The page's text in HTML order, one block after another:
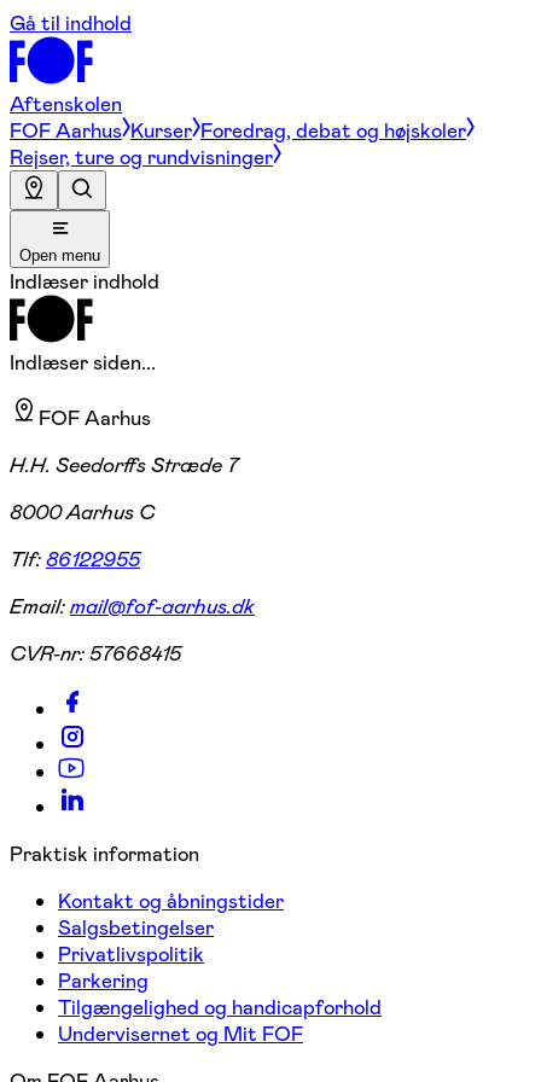
Gå til indhold
Aftenskolen
FOF Aarhus Kurser Foredrag, debat og højskoler
Rejser, ture og rundvisninger
Open menu
Indlæser indhold
Indlæser siden...
FOF Aarhus
H.H. Seedorffs Stræde 7
8000 Aarhus C
Tlf:86122955
Email:mail@fof-aarhus.dk
CVR-nr:57668415
Praktisk information
Kontakt og åbningstider
Salgsbetingelser
Privatlivspolitik
Parkering
Tilgængelighed og handicapforhold
Undervisernet og Mit FOF